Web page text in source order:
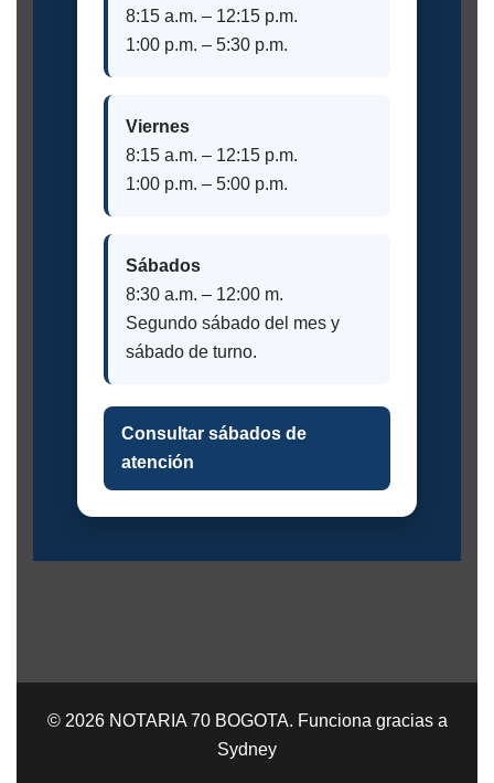
8:15 a.m. – 12:15 p.m.
1:00 p.m. – 5:30 p.m.
Viernes
8:15 a.m. – 12:15 p.m.
1:00 p.m. – 5:00 p.m.
Sábados
8:30 a.m. – 12:00 m.
Segundo sábado del mes y
sábado de turno.
Consultar sábados de
atención
© 2026 NOTARIA 70 BOGOTA. Funciona gracias a
Sydney